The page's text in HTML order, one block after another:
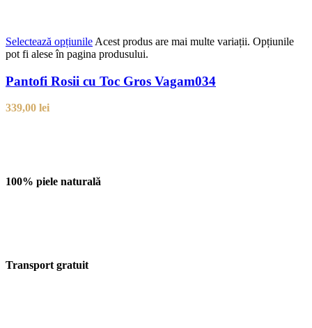
Selectează opțiunile Acest produs are mai multe variații. Opțiunile
pot fi alese în pagina produsului.
Pantofi Rosii cu Toc Gros Vagam034
339,00 lei
100% piele naturală
Transport gratuit